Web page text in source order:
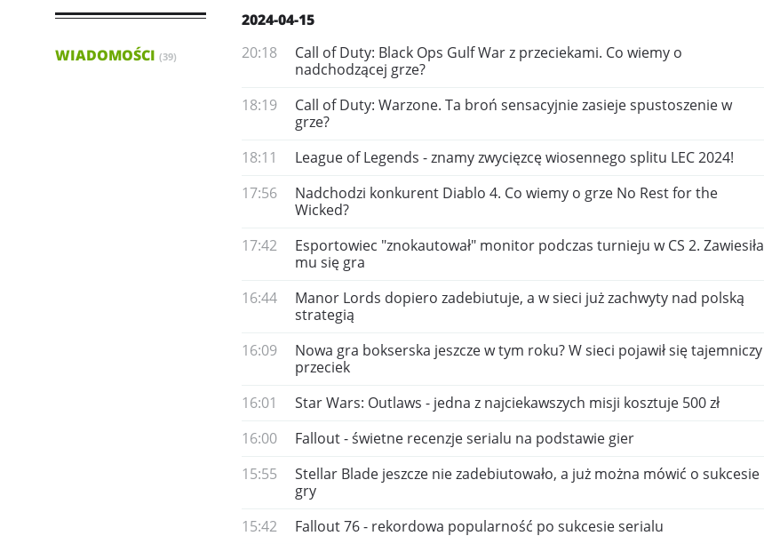
WIADOMOŚCI (39)
2024-04-15
20:18
Call of Duty: Black Ops Gulf War z przeciekami. Co wiemy o
nadchodzącej grze?
18:19
Call of Duty: Warzone. Ta broń sensacyjnie zasieje spustoszenie w
grze?
18:11
League of Legends - znamy zwycięzcę wiosennego splitu LEC 2024!
17:56
Nadchodzi konkurent Diablo 4. Co wiemy o grze No Rest for the
Wicked?
17:42
Esportowiec "znokautował" monitor podczas turnieju w CS 2. Zawiesiła
mu się gra
16:44
Manor Lords dopiero zadebiutuje, a w sieci już zachwyty nad polską
strategią
16:09
Nowa gra bokserska jeszcze w tym roku? W sieci pojawił się tajemniczy
przeciek
16:01
Star Wars: Outlaws - jedna z najciekawszych misji kosztuje 500 zł
16:00
Fallout - świetne recenzje serialu na podstawie gier
15:55
Stellar Blade jeszcze nie zadebiutowało, a już można mówić o sukcesie
gry
15:42
Fallout 76 - rekordowa popularność po sukcesie serialu